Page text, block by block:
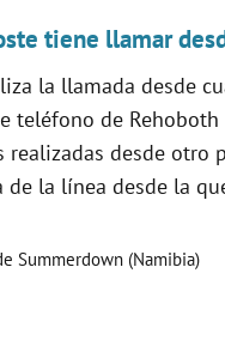
tiene llamar
la llamada desde
teléfono de
realizadas desde otro
la línea desde la
Summerdown (Namibia)